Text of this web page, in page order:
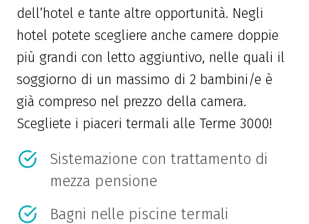
dell’hotel e tante altre opportunità. Negli
hotel potete scegliere anche camere doppie
più grandi con letto aggiuntivo, nelle quali il
soggiorno di un massimo di 2 bambini/e è
già compreso nel prezzo della camera.
Scegliete i piaceri termali alle Terme 3000!
Sistemazione con trattamento di
mezza pensione
Bagni nelle piscine termali